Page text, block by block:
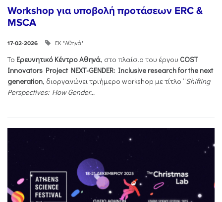
Workshop για υποβολή προτάσεων ERC &
MSCA
17-02-2026 ΕΚ "Αθηνά"
Το Ερευνητικό Κέντρο Αθηνά, στο πλαίσιο του έργου COST
Innovators Project NEXT-GENDER: Inclusive research for the next
generation, διοργανώνει τριήμερο workshop με τίτλο “Shifting
Perspectives: How Gender...